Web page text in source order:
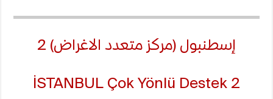
إسطنبول (مركز متعدد الاغراض) 2
2 İSTANBUL Çok Yönlü Destek